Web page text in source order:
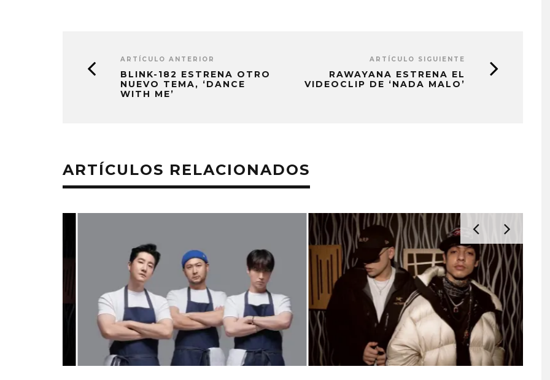
ARTÍCULO ANTERIOR
BLINK-182 ESTRENA OTRO
NUEVO TEMA, ‘DANCE
WITH ME’
ARTÍCULO SIGUIENTE
RAWAYANA ESTRENA EL
VIDEOCLIP DE ‘NADA MALO’
ARTÍCULOS RELACIONADOS